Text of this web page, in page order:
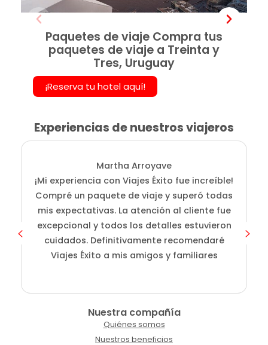
Paquetes de viaje Compra tus
paquetes de viaje a Treinta y
Tres, Uruguay
¡Reserva tu hotel aquí!
Experiencias de nuestros viajeros
Martha Arroyave
¡Mi experiencia con Viajes Éxito fue increíble!
Compré un paquete de viaje y superó todas
mis expectativas. La atención al cliente fue
excepcional y todos los detalles estuvieron
cuidados. Definitivamente recomendaré
Viajes Éxito a mis amigos y familiares
Nuestra compañía
Quiénes somos
Nuestros beneficios